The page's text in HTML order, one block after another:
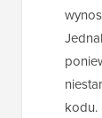
kodu.